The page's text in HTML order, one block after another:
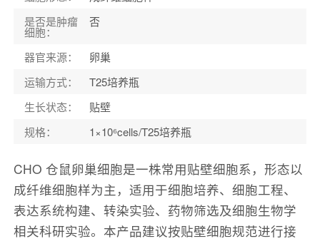
是否是肿瘤
细胞：
否
器官来源：
卵巢
运输方式：
T25培养瓶
生长状态：
贴壁
规格： 1×10⁶cells/T25培养瓶
CHO 仓鼠卵巢细胞是一株常用贴壁细胞系，形态以
成纤维细胞样为主，适用于细胞培养、细胞工程、
表达系统构建、转染实验、药物筛选及细胞生物学
相关科研实验。本产品建议按贴壁细胞规范进行接